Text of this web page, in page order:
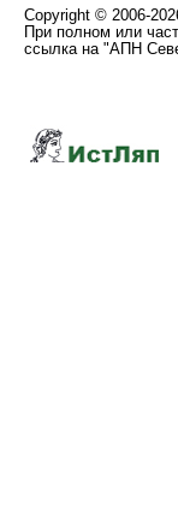
Copyright © 2006-
При полном или
ссылка на "АПН